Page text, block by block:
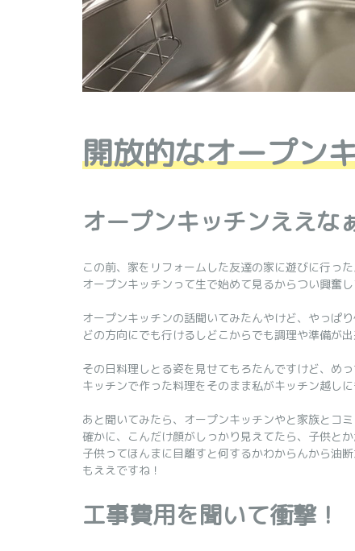
開放的なオープン
オープンキッチンええな
この前、家をリフォームした友達の家に遊びに行っ
オープンキッチンって生で始めて見るからつい興奮
オープンキッチンの話聞いてみたんやけど、やっぱり
どの方向にでも行けるしどこからでも調理や準備が
その日料理しとる姿を見せてもろたんですけど、めっ
キッチンで作った料理をそのまま私がキッチン越し
あと聞いてみたら、オープンキッチンやと家族とコ
確かに、こんだけ顔がしっかり見えてたら、子供と
子供ってほんまに目離すと何するかわからんから油
もええですね！
工事費用を聞いて衝撃！